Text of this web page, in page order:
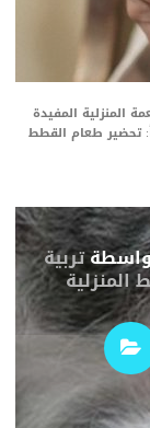
المفيدة
تحضير طعام القطط
تربية
المنزلية